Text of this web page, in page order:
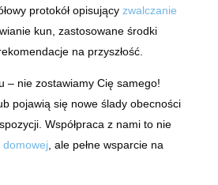
protokół opisujący zwalczanie
kun, zastosowane środki
na przyszłość.
– nie zostawiamy Cię samego!
pojawią się nowe ślady obecności
Współpraca z nami to nie
domowej, ale pełne wsparcie na